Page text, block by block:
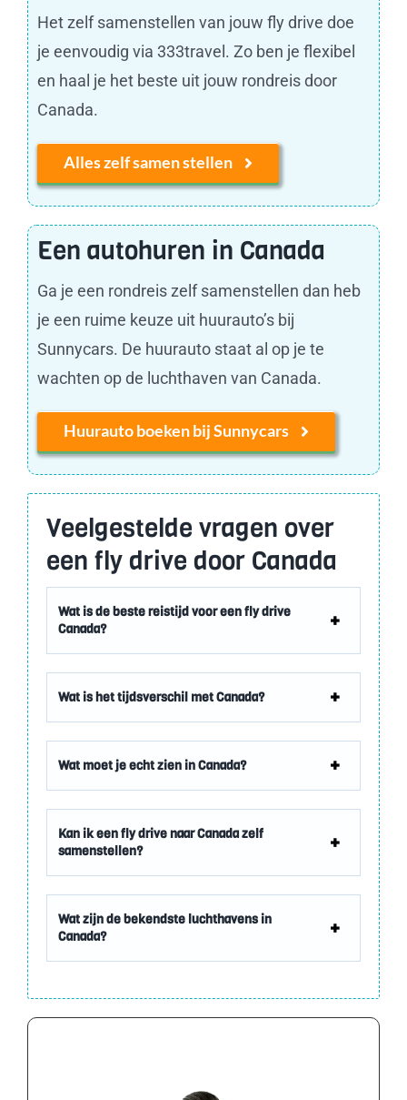
Het zelf samenstellen van jouw fly drive doe
je eenvoudig via 333travel. Zo ben je flexibel
en haal je het beste uit jouw rondreis door
Canada.
Alles zelf samen stellen
Een autohuren in Canada
Ga je een rondreis zelf samenstellen dan heb
je een ruime keuze uit huurauto’s bij
Sunnycars. De huurauto staat al op je te
wachten op de luchthaven van Canada.
Huurauto boeken bij Sunnycars
Veelgestelde vragen over
een fly drive door Canada
Wat is de beste reistijd voor een fly drive
Canada?
Wat is het tijdsverschil met Canada?
Wat moet je echt zien in Canada?
Kan ik een fly drive naar Canada zelf
samenstellen?
Wat zijn de bekendste luchthavens in
Canada?